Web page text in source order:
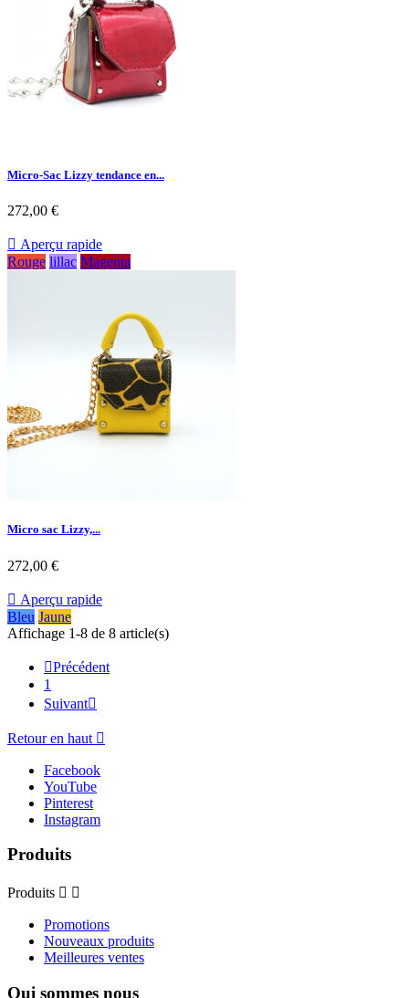
Micro-Sac Lizzy tendance en...
272,00 €
 Aperçu rapide
Rouge lillac Magenta
Micro sac Lizzy,...
272,00 €
 Aperçu rapide
Bleu Jaune
Affichage 1-8 de 8 article(s)
Précédent
1
Suivant
Retour en haut 
Facebook
YouTube
Pinterest
Instagram
Produits
Produits  
Promotions
Nouveaux produits
Meilleures ventes
Qui sommes nous